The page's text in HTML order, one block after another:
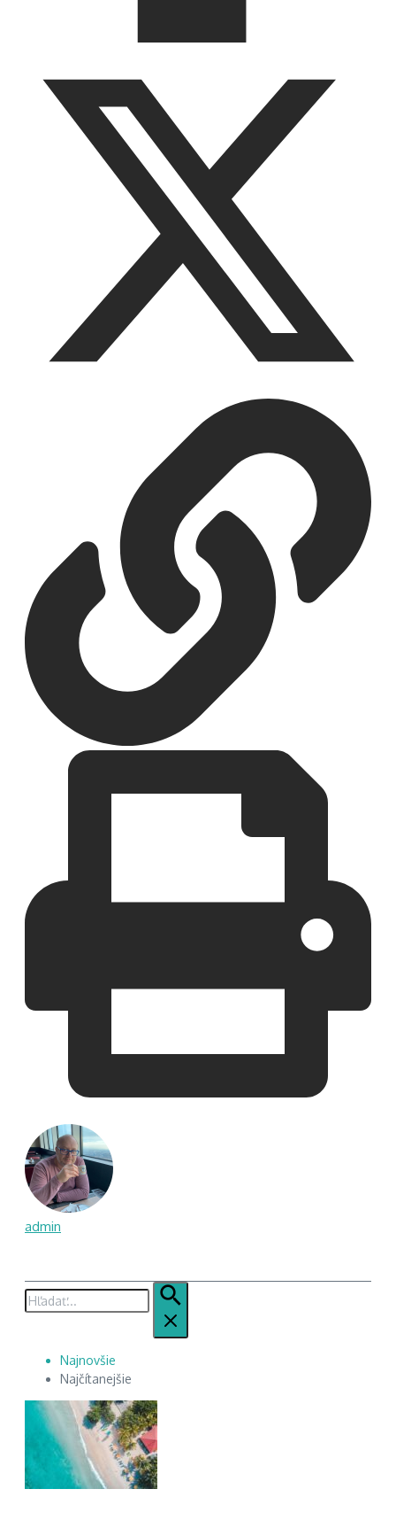
admin
Hľadať:
Najnovšie
Najčítanejšie